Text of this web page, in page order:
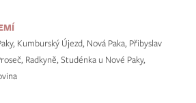
Kumburský Újezd, Nová Paka, Přibyslav
Radkyně, Studénka u Nové Paky,